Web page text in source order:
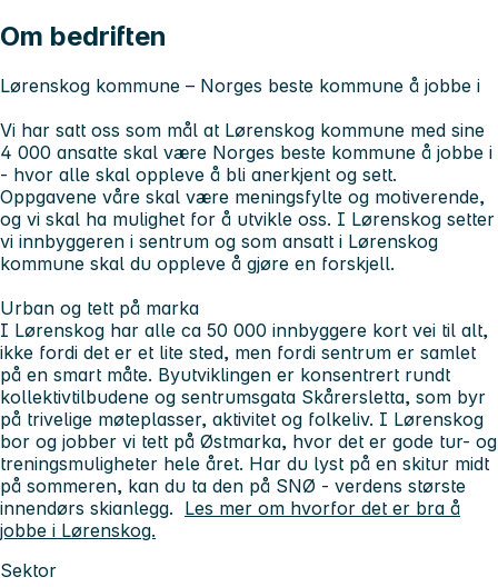
Om bedriften
Lørenskog kommune – Norges beste kommune å jobbe i
Vi har satt oss som mål at Lørenskog kommune med sine
4 000 ansatte skal være Norges beste kommune å jobbe i
- hvor alle skal oppleve å bli anerkjent og sett.
Oppgavene våre skal være meningsfylte og motiverende,
og vi skal ha mulighet for å utvikle oss. I Lørenskog setter
vi innbyggeren i sentrum og som ansatt i Lørenskog
kommune skal du oppleve å gjøre en forskjell.
Urban og tett på marka
I Lørenskog har alle ca 50 000 innbyggere kort vei til alt,
ikke fordi det er et lite sted, men fordi sentrum er samlet
på en smart måte. Byutviklingen er konsentrert rundt
kollektivtilbudene og sentrumsgata Skårersletta, som byr
på trivelige møteplasser, aktivitet og folkeliv. I Lørenskog
bor og jobber vi tett på Østmarka, hvor det er gode tur- og
treningsmuligheter hele året. Har du lyst på en skitur midt
på sommeren, kan du ta den på SNØ - verdens største
innendørs skianlegg. Les mer om hvorfor det er bra å
jobbe i Lørenskog.
Sektor